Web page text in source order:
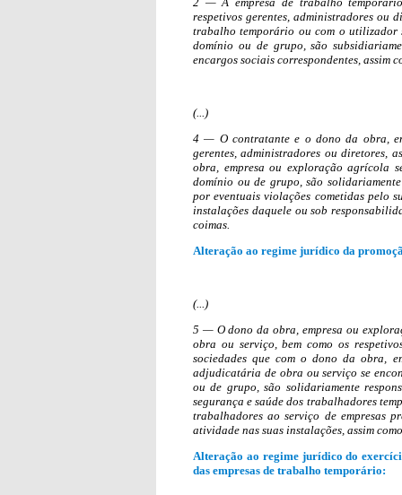
respetivos gerentes, administradores ou
trabalho temporário ou com o utilizador
domínio ou de grupo, são
encargos sociais correspondentes, assim
(...)
4 — O contratante e o dono da obra,
gerentes, administradores ou diretores,
obra, empresa ou exploração agrícola
domínio ou de grupo, são
por eventuais violações cometidas pelo
instalações daquele ou sob
coimas.
Alteração ao regime jurídico da
(...)
5 — O dono da obra, empresa ou
obra ou serviço, bem como os
sociedades que com o dono da obra,
adjudicatária de obra ou serviço se
ou de grupo, são solidariamente
segurança e saúde dos trabalhadores
trabalhadores ao serviço de empresas
atividade nas suas instalações, assim
Alteração ao regime jurídico do
das empresas de trabalho temporário: